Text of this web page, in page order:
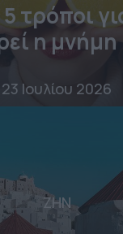
τρόποι
η μνήμη
23 Ιουλίου 2026
ΖΗΝ